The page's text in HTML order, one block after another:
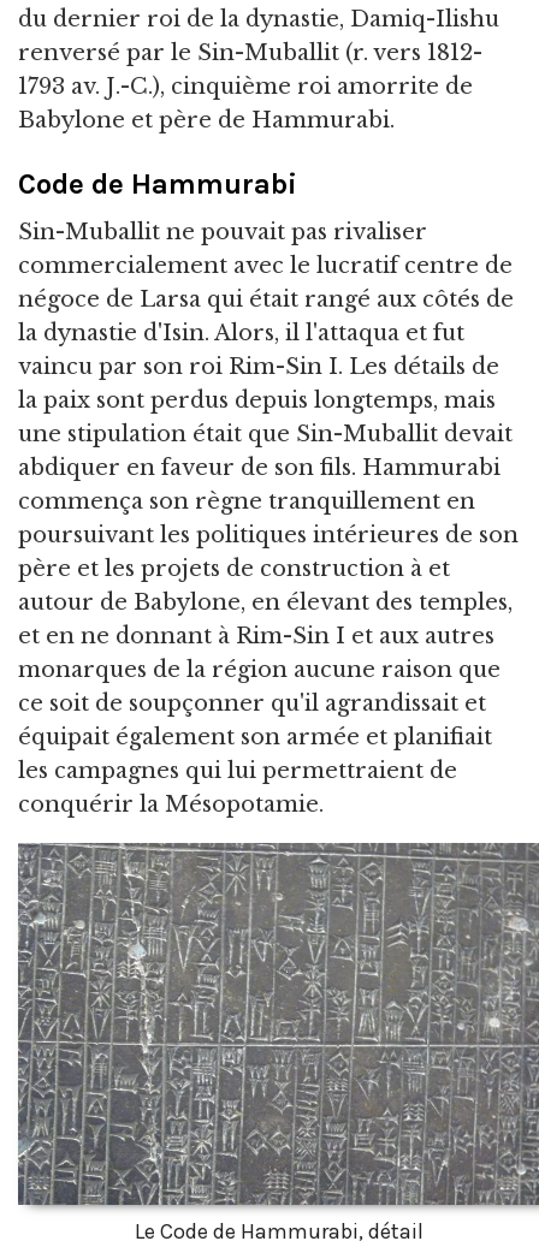
du dernier roi de la dynastie, Damiq-Ilishu
renversé par le Sin-Muballit (r. vers 1812-
1793 av. J.-C.), cinquième roi amorrite de
Babylone et père de Hammurabi.
Code de Hammurabi
Sin-Muballit ne pouvait pas rivaliser
commercialement avec le lucratif centre de
négoce de Larsa qui était rangé aux côtés de
la dynastie d'Isin. Alors, il l'attaqua et fut
vaincu par son roi Rim-Sin I. Les détails de
la paix sont perdus depuis longtemps, mais
une stipulation était que Sin-Muballit devait
abdiquer en faveur de son fils. Hammurabi
commença son règne tranquillement en
poursuivant les politiques intérieures de son
père et les projets de construction à et
autour de Babylone, en élevant des temples,
et en ne donnant à Rim-Sin I et aux autres
monarques de la région aucune raison que
ce soit de soupçonner qu'il agrandissait et
équipait également son armée et planifiait
les campagnes qui lui permettraient de
conquérir la Mésopotamie.
Le Code de Hammurabi, détail